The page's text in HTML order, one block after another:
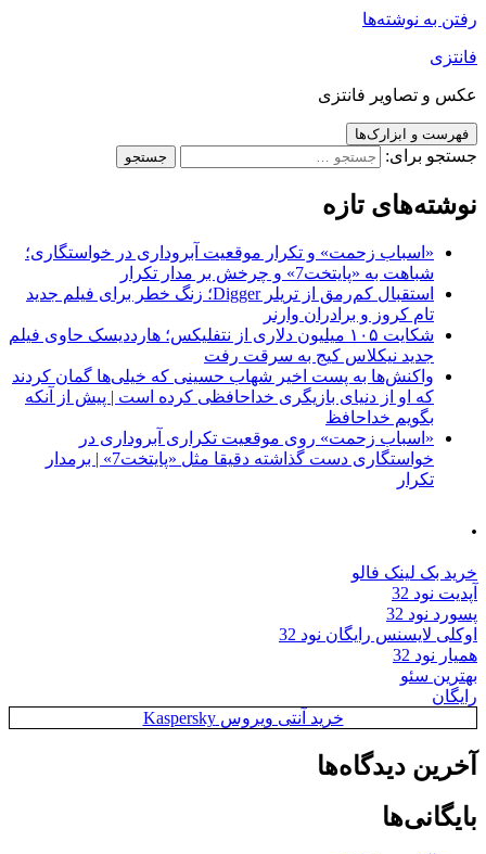
رفتن به نوشته‌ها
فانتزی
عکس و تصاویر فانتزی
فهرست و ابزارک‌ها
جستجو برای:
نوشته‌های تازه
«اسباب زحمت» و تکرار موقعیت آبروداری در خواستگاری؛
شباهت به «پایتخت7» و چرخش بر مدار تکرار
استقبال کم‌رمق از تریلر Digger؛ زنگ خطر برای فیلم جدید
تام کروز و برادران وارنر
شکایت ۱۰۵ میلیون دلاری از نتفلیکس؛ هارددیسک حاوی فیلم
جدید نیکلاس کیج به سرقت رفت
واکنش‌ها به پست اخیر شهاب حسینی که خیلی‌ها گمان کردند
که او از دنیای بازیگری خداحافظی کرده است | پیش از آنکه
بگویم خداحافظ
«اسباب زحمت» روی موقعیت تکراری آبروداری در
خواستگاری دست گذاشته دقیقا مثل «پایتخت7» | برمدار
تکرار
.
خرید بک لینک فالو
آپدیت نود 32
پسورد نود 32
اوکلی لایسنس رایگان نود 32
همیار نود 32
بهترین سئو
رایگان
خرید آنتی ویروس Kaspersky
آخرین دیدگاه‌ها
بایگانی‌ها